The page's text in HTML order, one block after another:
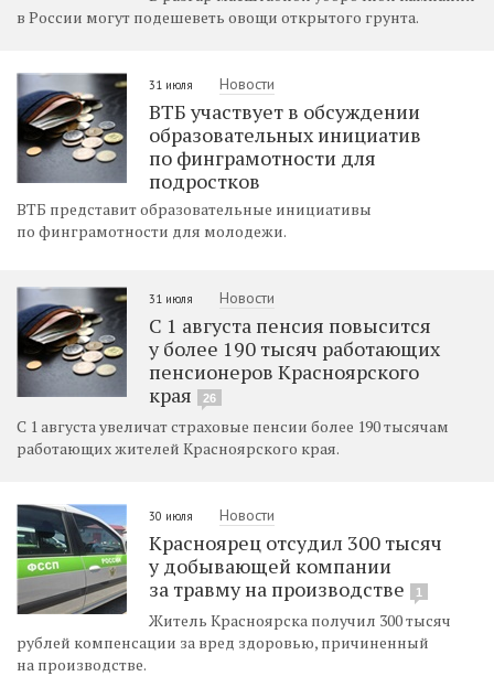
в России могут подешеветь овощи открытого грунта.
31 июля Новости
ВТБ участвует в обсуждении
образовательных инициатив
по финграмотности для
подростков
ВТБ представит образовательные инициативы
по финграмотности для молодежи.
31 июля Новости
С 1 августа пенсия повысится
у более 190 тысяч работающих
пенсионеров Красноярского
края
26
С 1 августа увеличат страховые пенсии более 190 тысячам
работающих жителей Красноярского края.
30 июля Новости
Красноярец отсудил 300 тысяч
у добывающей компании
за травму на производстве
1
Житель Красноярска получил 300 тысяч
рублей компенсации за вред здоровью, причиненный
на производстве.